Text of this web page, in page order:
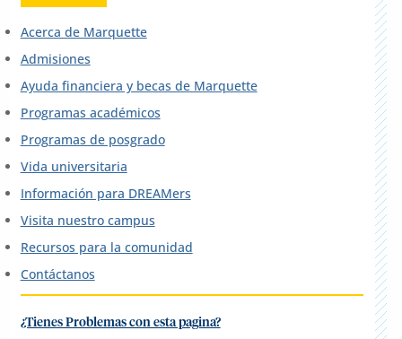
Acerca de Marquette
Admisiones
Ayuda financiera y becas de Marquette
Programas académicos
Programas de posgrado
Vida universitaria
Información para DREAMers
Visita nuestro campus
Recursos para la comunidad
Contáctanos
¿Tienes Problemas con esta pagina?